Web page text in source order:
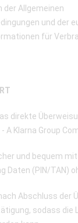
der Allgemeinen
und der
für
direkte
A Klarna Group
und bequem
Daten (PIN/TAN)
Abschluss der
sodass die